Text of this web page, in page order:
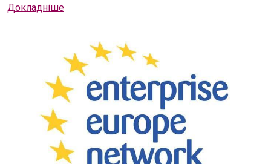
Докладніше